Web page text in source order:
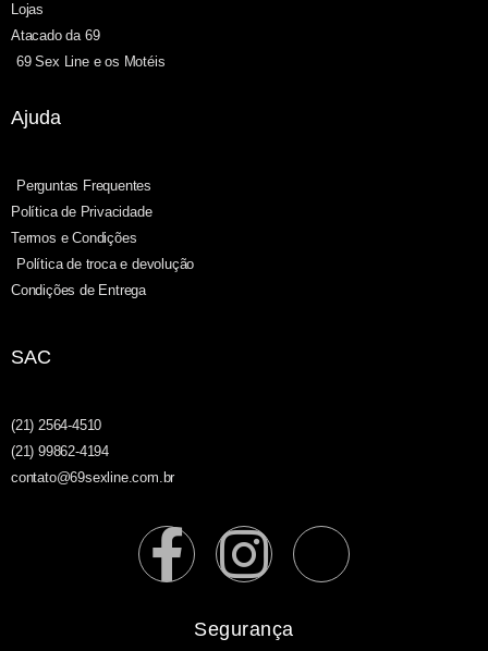
Lojas
Atacado da 69
69 Sex Line e os Motéis
Ajuda
Perguntas Frequentes
Política de Privacidade
Termos e Condições
Política de troca e devolução
Condições de Entrega
SAC
(21) 2564-4510
(21) 99862-4194
contato@69sexline.com.br
Segurança